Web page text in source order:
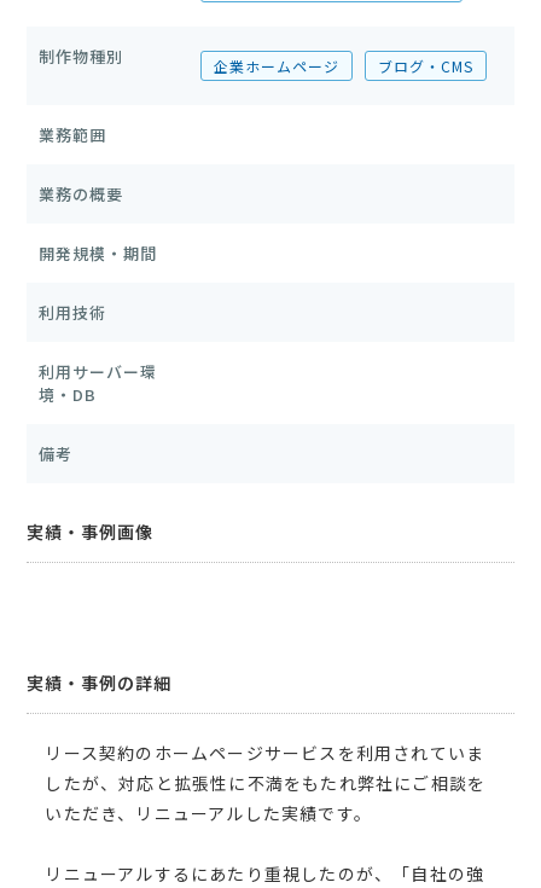
制作物種別 企業ホームページ ブログ・CMS
業務範囲
業務の概要
開発規模・期間
利用技術
利用サーバー環
境・DB
備考
実績・事例画像
実績・事例の詳細
リース契約のホームページサービスを利用されていま
したが、対応と拡張性に不満をもたれ弊社にご相談を
いただき、リニューアルした実績です。
リニューアルするにあたり重視したのが、「自社の強